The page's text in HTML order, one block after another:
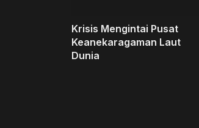
Krisis Mengintai Pusat
Keanekaragaman Laut
Dunia